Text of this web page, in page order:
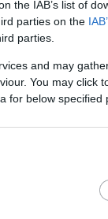
the IAB’s list of
parties on the
parties.
and may
You may click
for below specified